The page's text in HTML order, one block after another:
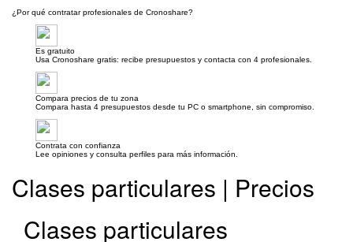
¿Por qué contratar profesionales de Cronoshare?
Es gratuito
Usa Cronoshare gratis: recibe presupuestos y contacta con 4 profesionales.
Compara precios de tu zona
Compara hasta 4 presupuestos desde tu PC o smartphone, sin compromiso.
Contrata con confianza
Lee opiniones y consulta perfiles para más información.
Clases particulares | Precios
Clases particulares